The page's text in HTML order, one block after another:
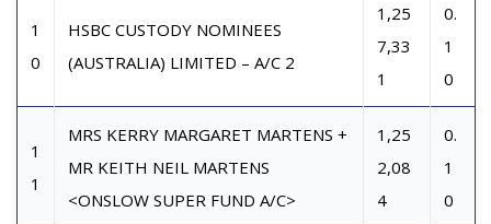
1
0
HSBC CUSTODY NOMINEES
(AUSTRALIA) LIMITED – A/C 2
1,25
7,33
1
0.
1
0
1
1
MRS KERRY MARGARET MARTENS +
MR KEITH NEIL MARTENS
<ONSLOW SUPER FUND A/C>
1,25
2,08
4
0.
1
0